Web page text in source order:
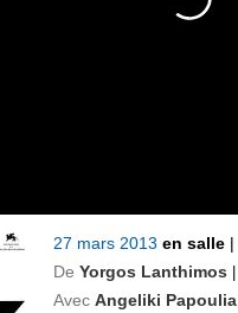
27 mars 2013 en salle |
De Yorgos Lanthimos |
Avec Angeliki Papoulia